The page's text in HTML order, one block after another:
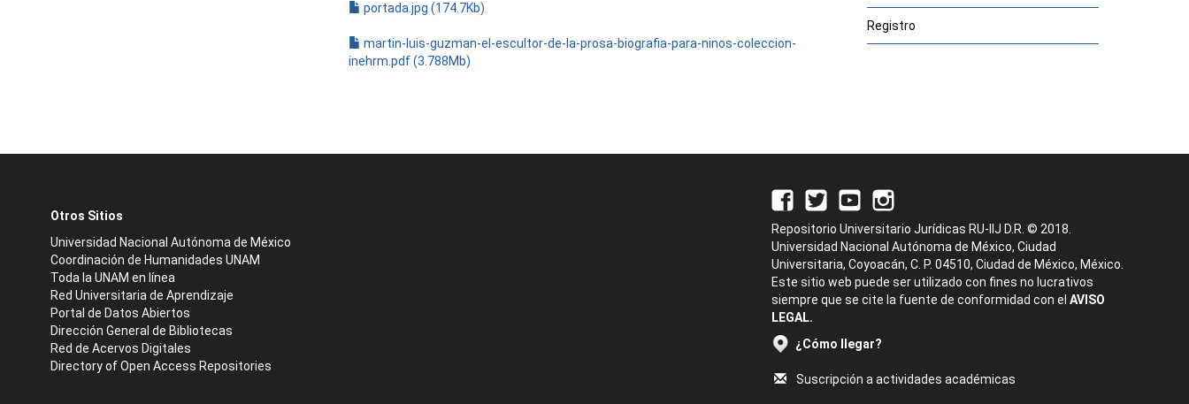
portada.jpg (174.7Kb)
martin-luis-guzman-el-escultor-de-la-prosa-biografia-para-ninos-coleccion-
inehrm.pdf (3.788Mb)
Registro
Otros Sitios
Universidad Nacional Autónoma de México
Coordinación de Humanidades UNAM
Toda la UNAM en línea
Red Universitaria de Aprendizaje
Portal de Datos Abiertos
Dirección General de Bibliotecas
Red de Acervos Digitales
Directory of Open Access Repositories
Repositorio Universitario Jurídicas RU-IIJ D.R. © 2018.
Universidad Nacional Autónoma de México, Ciudad
Universitaria, Coyoacán, C. P. 04510, Ciudad de México, México.
Este sitio web puede ser utilizado con fines no lucrativos
siempre que se cite la fuente de conformidad con el AVISO
LEGAL.
¿Cómo llegar?
Suscripción a actividades académicas